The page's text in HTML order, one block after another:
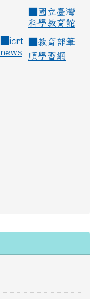
國立臺灣
科學教育館
icrt
news
教育部筆
順學習網